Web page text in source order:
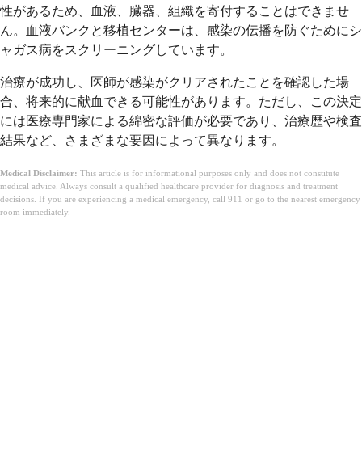
性があるため、血液、臓器、組織を寄付することはできませ
ん。血液バンクと移植センターは、感染の伝播を防ぐためにシ
ャガス病をスクリーニングしています。
治療が成功し、医師が感染がクリアされたことを確認した場
合、将来的に献血できる可能性があります。ただし、この決定
には医療専門家による綿密な評価が必要であり、治療歴や検査
結果など、さまざまな要因によって異なります。
Medical Disclaimer: This article is for informational purposes only and does not constitute
medical advice. Always consult a qualified healthcare provider for diagnosis and treatment
decisions. If you are experiencing a medical emergency, call 911 or go to the nearest emergency
room immediately.